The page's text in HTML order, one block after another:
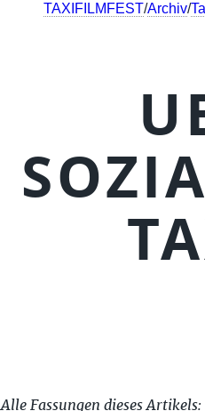
TAXIFILMFEST/Archiv/
Alle Fassungen dieses Artikels: